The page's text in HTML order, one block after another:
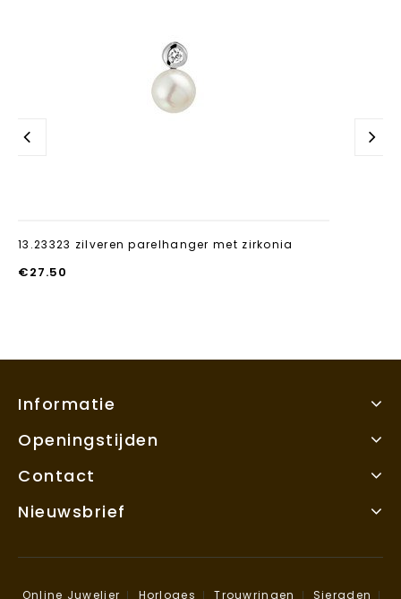
13.23323 zilveren parelhanger met zirkonia
€27.50
Informatie
Openingstijden
Contact
Nieuwsbrief
Online Juwelier Horloges Trouwringen Sieraden